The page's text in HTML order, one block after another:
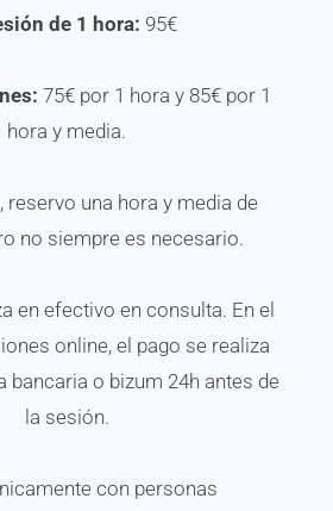
de 1 hora: 95€
75€ por 1 hora y 85€ por 1
hora y media.
reservo una hora y media de
no siempre es necesario.
en efectivo en consulta. En el
online, el pago se realiza
bancaria o bizum 24h antes de
la sesión.
con personas